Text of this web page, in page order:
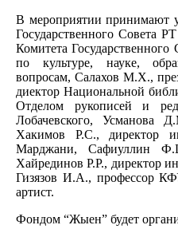
В мероприятии принимают
Государственного Совета
Комитета Государственного
по культуре, науке,
вопросам, Салахов М.Х.,
диектор Национальной
Отделом рукописей и
Лобачевского, Усманова
Хакимов Р.С., директор
Марджани, Сафиуллин
Хайрединов Р.Р., директор
Гизязов И.А., профессор
артист.
Фондом “Жыен” будет